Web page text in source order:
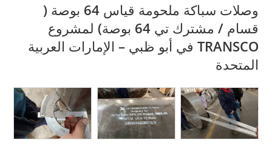
وصلات سباكة ملحومة قياس 64 بوصة (
قسام / مشترك تي 64 بوصة) لمشروع
TRANSCO في أبو ظبي – الإمارات العربية
المتحدة